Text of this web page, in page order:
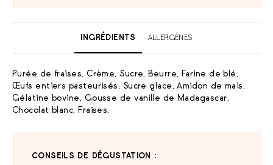
INGRÉDIENTS ALLERGÈNES
Purée de fraises, Crème, Sucre, Beurre, Farine de blé,
Œufs entiers pasteurisés, Sucre glace, Amidon de mais,
Gélatine bovine, Gousse de vanille de Madagascar,
Chocolat blanc, Fraises.
CONSEILS DE DÉGUSTATION :